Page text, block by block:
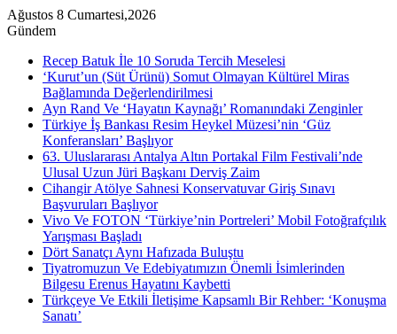
Ağustos 8 Cumartesi,2026
Gündem
Recep Batuk İle 10 Soruda Tercih Meselesi
‘Kurut’un (Süt Ürünü) Somut Olmayan Kültürel Miras
Bağlamında Değerlendirilmesi
Ayn Rand Ve ‘Hayatın Kaynağı’ Romanındaki Zenginler
Türkiye İş Bankası Resim Heykel Müzesi’nin ‘Güz
Konferansları’ Başlıyor
63. Uluslararası Antalya Altın Portakal Film Festivali’nde
Ulusal Uzun Jüri Başkanı Derviş Zaim
Cihangir Atölye Sahnesi Konservatuvar Giriş Sınavı
Başvuruları Başlıyor
Vivo Ve FOTON ‘Türkiye’nin Portreleri’ Mobil Fotoğrafçılık
Yarışması Başladı
Dört Sanatçı Aynı Hafızada Buluştu
Tiyatromuzun Ve Edebiyatımızın Önemli İsimlerinden
Bilgesu Erenus Hayatını Kaybetti
Türkçeye Ve Etkili İletişime Kapsamlı Bir Rehber: ‘Konuşma
Sanatı’